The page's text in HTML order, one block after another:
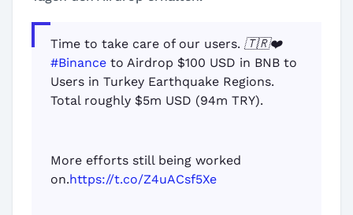
Time to take care of our users. 🇹🇷❤️
#Binance to Airdrop $100 USD in BNB to
Users in Turkey Earthquake Regions.
Total roughly $5m USD (94m TRY).
More efforts still being worked
on.https://t.co/Z4uACsf5Xe